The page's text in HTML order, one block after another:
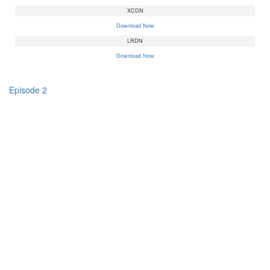
XCDN
Download Now
LRDN
Download Now
Episode 2